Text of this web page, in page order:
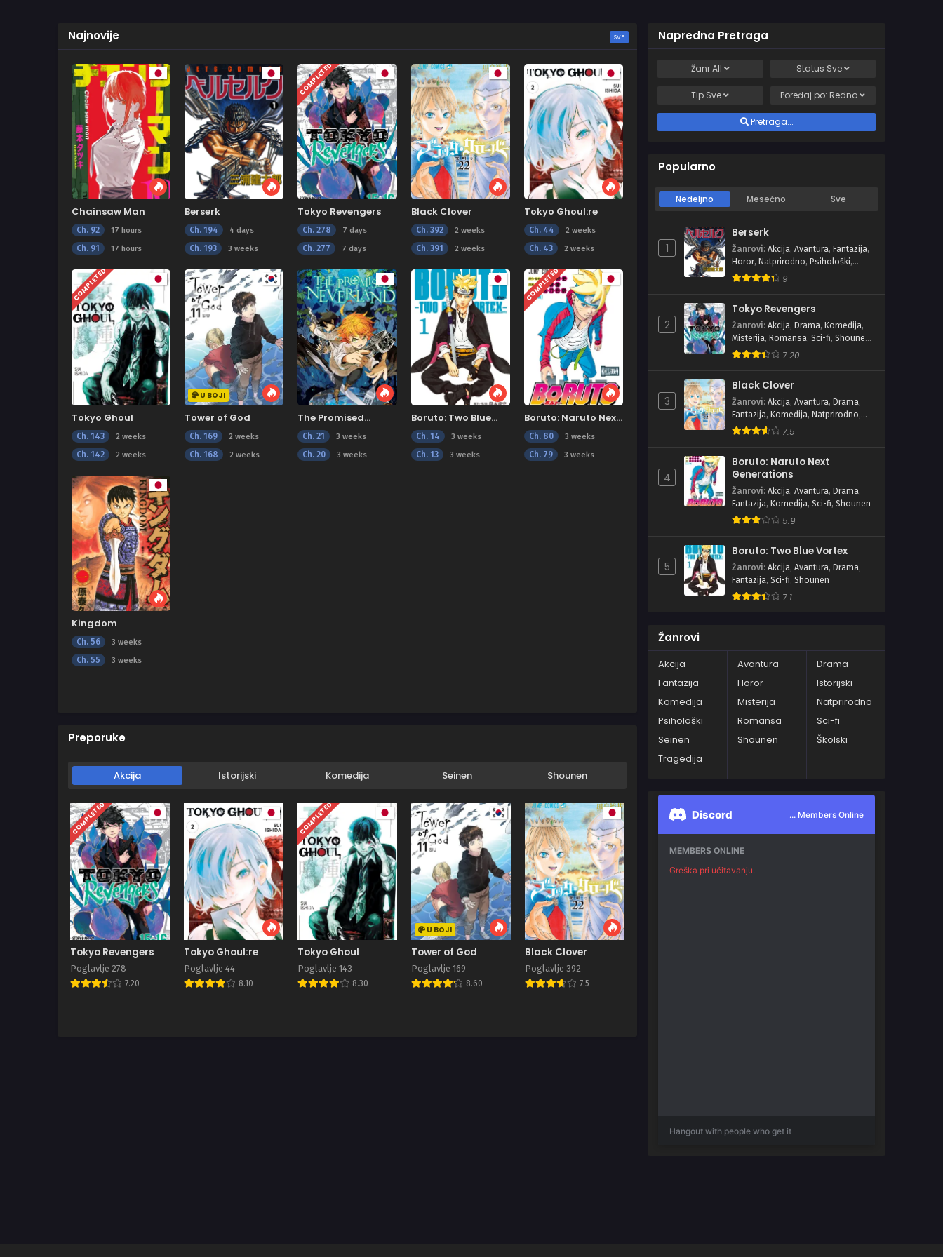
Najnovije SVE
Chainsaw Man
Ch. 92 17 hours
Ch. 91 17 hours
Berserk
Ch. 194 4 days
Ch. 193 3 weeks
COMPLETED
Tokyo Revengers
Ch. 278 7 days
Ch. 277 7 days
Black Clover
Ch. 392 2 weeks
Ch. 391 2 weeks
Tokyo Ghoul:re
Ch. 44 2 weeks
Ch. 43 2 weeks
COMPLETED
Tokyo Ghoul
Ch. 143 2 weeks
Ch. 142 2 weeks
U BOJI
Tower of God
Ch. 169 2 weeks
Ch. 168 2 weeks
The Promised
Neverland
Ch. 21 3 weeks
Ch. 20 3 weeks
Boruto: Two Blue
Vortex
Ch. 14 3 weeks
Ch. 13 3 weeks
COMPLETED
Boruto: Naruto Next
Generations
Ch. 80 3 weeks
Ch. 79 3 weeks
Kingdom
Ch. 56 3 weeks
Ch. 55 3 weeks
Preporuke
Akcija Istorijski Komedija Seinen Shounen
COMPLETED
Tokyo Revengers
Poglavlje 278
7.20
Tokyo Ghoul:re
Poglavlje 44
8.10
COMPLETED
Tokyo Ghoul
Poglavlje 143
8.30
U BOJI
Tower of God
Poglavlje 169
8.60
Black Clover
Poglavlje 392
7.5
Napredna Pretraga
ŽanrAll Status Sve
Tip Sve Poređaj po: Redno
Pretraga...
Popularno
Nedeljno Mesečno Sve
1
Berserk
Žanrovi: Akcija, Avantura, Fantazija,
Horor, Natprirodno, Psihološki,
Seinen,Tragedija
9
2
Tokyo Revengers
Žanrovi: Akcija, Drama, Komedija,
Misterija, Romansa, Sci-fi, Shounen,
Školski
7.20
3
Black Clover
Žanrovi: Akcija, Avantura, Drama,
Fantazija, Komedija, Natprirodno,
Shounen
7.5
4
Boruto: Naruto Next
Generations
Žanrovi: Akcija, Avantura, Drama,
Fantazija, Komedija, Sci-fi, Shounen
5.9
5
Boruto: Two Blue Vortex
Žanrovi: Akcija, Avantura, Drama,
Fantazija, Sci-fi, Shounen
7.1
Žanrovi
Akcija Avantura
Drama
Fantazija
Horor
Istorijski
Komedija
Misterija
Natprirodno
Psihološki
Romansa
Sci-fi
Seinen
Shounen
Školski
Tragedija
Discord ... Members Online
MEMBERS ONLINE
Greška pri učitavanju.
Hangout with people who get it